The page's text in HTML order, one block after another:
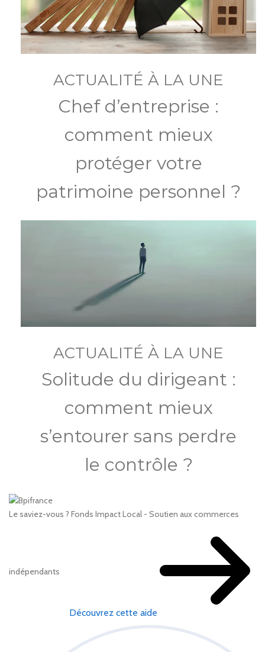
ACTUALITÉ À LA UNE
Chef d’entreprise :
comment mieux
protéger votre
patrimoine personnel ?
ACTUALITÉ À LA UNE
Solitude du dirigeant :
comment mieux
s’entourer sans perdre
le contrôle ?
Le saviez-vous ? Fonds Impact Local - Soutien aux commerces
indépendants
Découvrez cette aide